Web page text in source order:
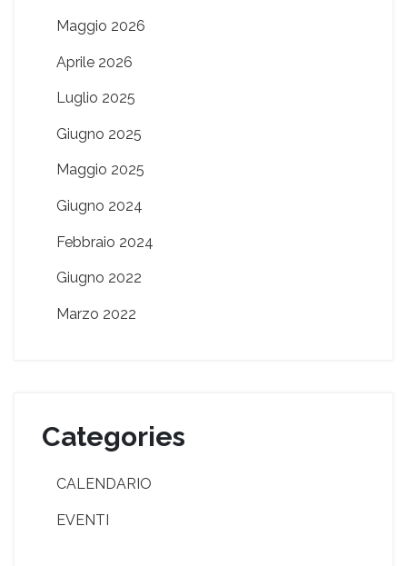
Maggio 2026
Aprile 2026
Luglio 2025
Giugno 2025
Maggio 2025
Giugno 2024
Febbraio 2024
Giugno 2022
Marzo 2022
Categories
CALENDARIO
EVENTI